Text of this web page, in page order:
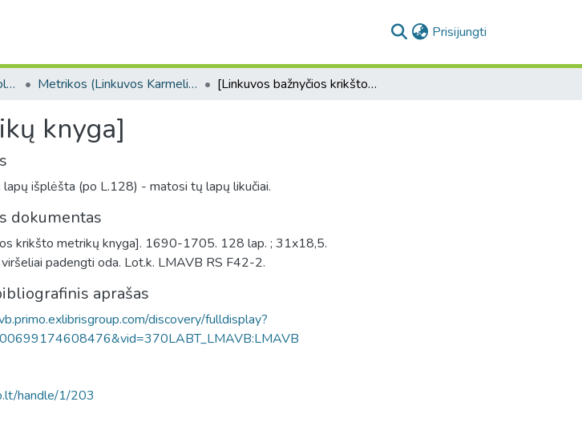
Prisijungti
Linkuvos Karmelitų vienuolyno rankraščiai. F42 Metrikos (Linkuvos Karmelitų vienuolyno rankraščiai. F42) [Linkuvos bažnyčios krikšto metrikų knyga]
knyga]
lapų išplėšta (po L.128) - matosi tų lapų likučiai.
dokumentas
krikšto metrikų knyga]. 1690-1705. 128 lap. ; 31x18,5.
viršeliai padengti oda. Lot.k. LMAVB RS F42-2.
aprašas
discovery/fulldisplay?
handle/1/203